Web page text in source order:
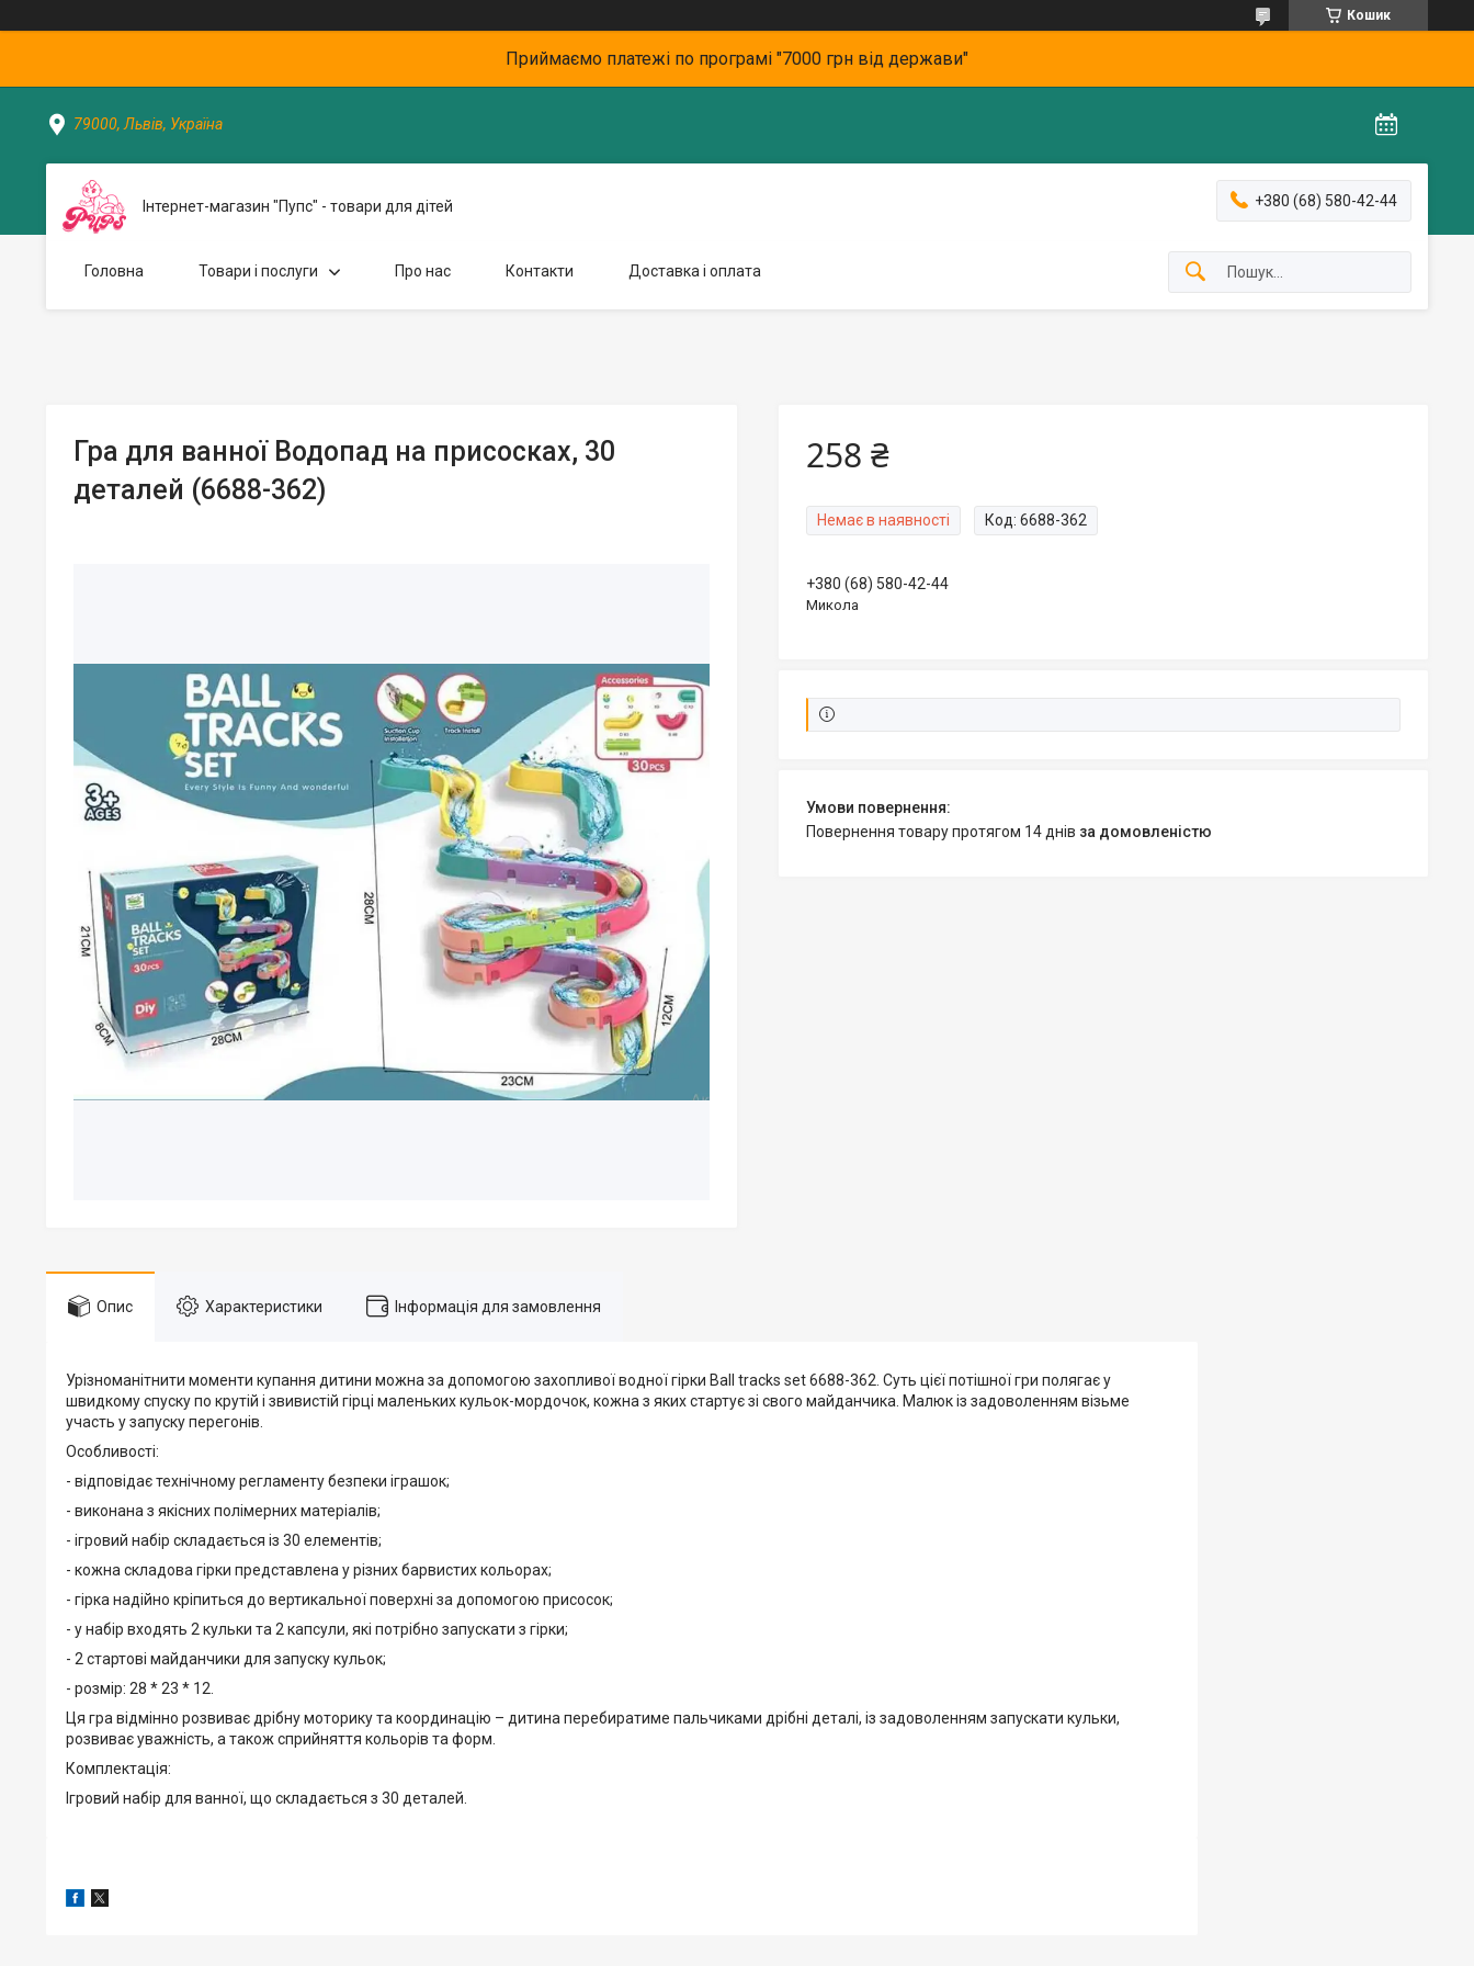
Кошик
Приймаємо платежі по програмі "7000 грн від держави"
79000, Львів, Україна
Інтернет-магазин "Пупс" - товари для дітей +380 (68) 580-42-44
Головна Товари і послуги Про нас Контакти Доставка і оплата
Гра для ванної Водопад на присосках, 30
деталей (6688-362)
258 ₴
Немає в наявності Код: 6688-362
+380 (68) 580-42-44
Микола
повернення товару протягом 14 днів за домовленістю
Опис Характеристики Інформація для замовлення
Урізноманітнити моменти купання дитини можна за допомогою захопливої водної гірки Ball tracks set 6688-362. Суть цієї потішної гри полягає у
швидкому спуску по крутій і звивистій гірці маленьких кульок-мордочок, кожна з яких стартує зі свого майданчика. Малюк із задоволенням візьме
участь у запуску перегонів.
Особливості:
- відповідає технічному регламенту безпеки іграшок;
- виконана з якісних полімерних матеріалів;
- ігровий набір складається із 30 елементів;
- кожна складова гірки представлена ​​у різних барвистих кольорах;
- гірка надійно кріпиться до вертикальної поверхні за допомогою присосок;
- у набір входять 2 кульки та 2 капсули, які потрібно запускати з гірки;
- 2 стартові майданчики для запуску кульок;
- розмір: 28 * 23 * 12.
Ця гра відмінно розвиває дрібну моторику та координацію – дитина перебиратиме пальчиками дрібні деталі, із задоволенням запускати кульки,
розвиває уважність, а також сприйняття кольорів та форм.
Комплектація:
Ігровий набір для ванної, що складається з 30 деталей.